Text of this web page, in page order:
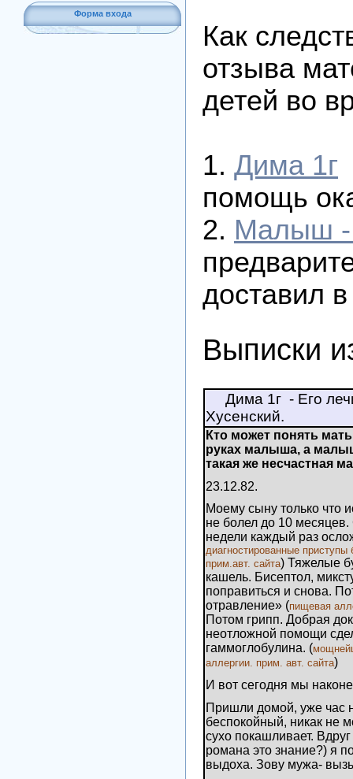
Форма входа
Как
отзыва
детей во
1. Дима 1г
помощь
2. Малыш
доставил
Выписки
Дима 1г - Его
Хусенский.
Кто может понять
руках малыша, а
такая же несчастная
23.12.82.
Моему сыну только что
не болел до 10
недели каждый раз
диагностированные
прим.авт. сайта) Тяжелые
кашель. Бисептол,
поправиться и снова.
отравление» (пищевая
Потом грипп. Добрая
неотложной помощи
гаммоглобулина. (
аллергии. прим. авт. сайта)
И вот сегодня мы
Пришли домой, уже час
беспокойный, никак не
сухо покашливает. Вдруг
романа это знание?) я
выдоха. Зову мужа-